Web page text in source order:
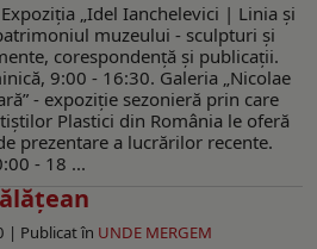
„Idel Ianchelevici | Linia și
muzeului - sculpturi și
corespondență și publicații.
9:00 - 16:30. Galeria „Nicolae
- expoziție sezonieră prin care
Plastici din România le oferă
prezentare a lucrărilor recente.
- 18 ...
| Publicat în UNDE MERGEM